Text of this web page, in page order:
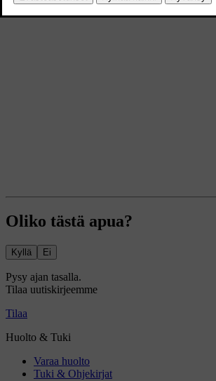
Oliko tästä apua?
Kyllä Ei